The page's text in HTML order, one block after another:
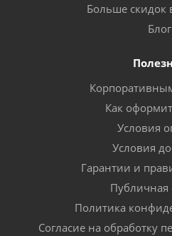
Больше скидок
Блог
Как
Условия
Условия
Гарантии и
Публичная
Политика
Согласие на обработку